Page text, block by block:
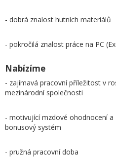
- dobrá znalost hutních materiálů
- pokročilá znalost práce na PC
Nabízíme
- zajímavá pracovní příležitost v
mezinárodní společnosti
- motivující mzdové ohodnocení a
bonusový systém
- pružná pracovní doba